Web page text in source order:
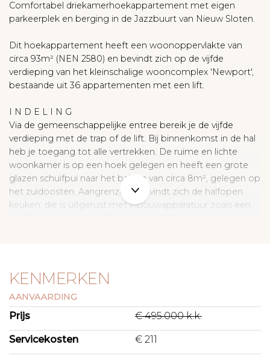
Comfortabel driekamerhoekappartement met eigen
parkeerplek en berging in de Jazzbuurt van Nieuw Sloten.
Dit hoekappartement heeft een woonoppervlakte van
circa 93m² (NEN 2580) en bevindt zich op de vijfde
verdieping van het kleinschalige wooncomplex 'Newport',
bestaande uit 36 appartementen met een lift.
I N D E L I N G
Via de gemeenschappelijke entree bereik je de vijfde
verdieping met de trap of de lift. Bij binnenkomst in de hal
heb je toegang tot alle vertrekken. De ruime en lichte
woonkamer is op een hoek gelegen en heeft een grote
glazen schuifpui naar het balkon van circa 8m², gelegen op
het zuidoosten. Aangrenzend bevindt zich de halfopen
keuken, die is uitgerust met inbouwapparatuur zoals een
van de slaapkamers beschikt over een ingebouwde
inloopkast met wasmachine aansluiting.
De badkamer is voorzien van een bad met douche en
wastafel, het toilet is apart. Tevens is er een ruime privé
berging van circa 4,5m² in de onderbouw beschikbaar.
KENMERKEN
AANVAARDING
Prijs € 495.000 k.k.
Servicekosten € 211